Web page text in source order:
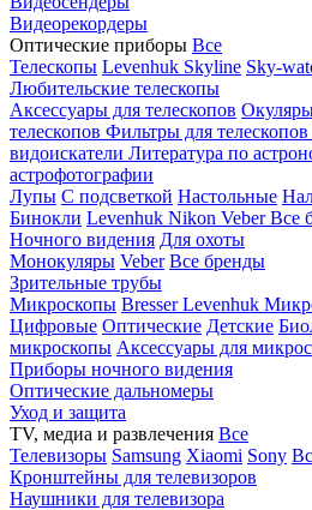
Видеорекордеры
Оптические приборы Все
Телескопы Levenhuk Skyline Sky-
Любительские телескопы
Аксессуары для телескопов
телескопов Фильтры для телескопов
видоискатели Литература по
астрофотографии
Лупы С подсветкой Настольные
Бинокли Levenhuk Nikon VeberВсе
Ночного видения Для охоты
Монокуляры Veber Все бренды
Зрительные трубы
Микроскопы BresserLevenhuk
Цифровые Оптические Детские
микроскопы Аксессуары для
Приборы ночного видения
Оптические дальномеры
Уход и защита
TV, медиа и развлечения Все
Телевизоры Samsung Xiaomi Sony
Кронштейны для телевизоров
Наушники для телевизора